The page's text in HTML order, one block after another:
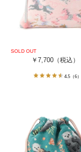
￥7,700 （税込）
4.5 （6）